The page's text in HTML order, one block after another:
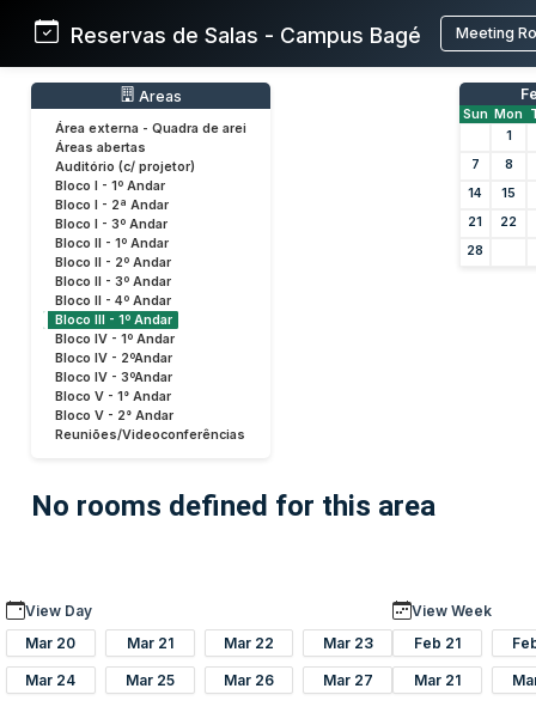
Reservas de Salas - Campus Bagé Meeting
Areas
Área externa - Quadra de arei
Áreas abertas
Auditório (c/ projetor)
Bloco I - 1º Andar
Bloco I - 2ª Andar
Bloco I - 3º Andar
Bloco II - 1º Andar
Bloco II - 2º Andar
Bloco II - 3º Andar
Bloco II - 4º Andar
Bloco III - 1º Andar
Bloco IV - 1º Andar
Bloco IV - 2ºAndar
Bloco IV - 3ºAndar
Bloco V - 1° Andar
Bloco V - 2° Andar
Reuniões/Videoconferências
Sun Mon
1
7
8
14
15
21
22
28
No rooms defined for this area
View Day
Mar 20
Mar 21 Mar 22 Mar 23
Mar 24 Mar 25 Mar 26 Mar 27
View Week
Feb 21
Mar 21